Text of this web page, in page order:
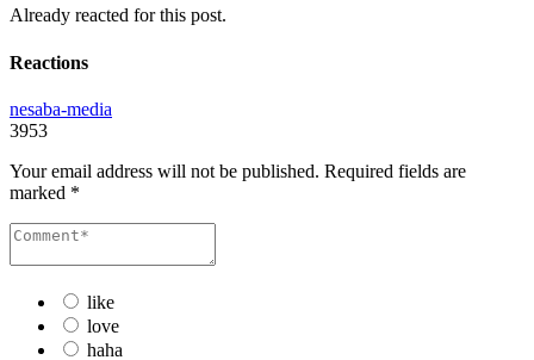
Already reacted for this post.
Reactions
nesaba-media
3953
Your email address will not be published. Required fields are
marked *
like
love
haha